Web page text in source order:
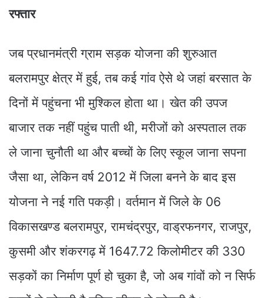
रफ्तार
जब प्रधानमंत्री ग्राम सड़क योजना की शुरुआत
बलरामपुर क्षेत्र में हुई, तब कई गांव ऐसे थे जहां बरसात के
दिनों में पहुंचना भी मुश्किल होता था। खेत की उपज
बाजार तक नहीं पहुंच पाती थी, मरीजों को अस्पताल तक
ले जाना चुनौती था और बच्चों के लिए स्कूल जाना सपना
जैसा था, लेकिन वर्ष 2012 में जिला बनने के बाद इस
योजना ने नई गति पकड़ी। वर्तमान में जिले के 06
विकासखण्ड बलरामपुर, रामचंद्रपुर, वाड्रफनगर, राजपुर,
कुसमी और शंकरगढ़ में 1647.72 किलोमीटर की 330
सड़कों का निर्माण पूर्ण हो चुका है, जो अब गांवों को न सिर्फ